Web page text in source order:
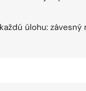
úlohu: závesný